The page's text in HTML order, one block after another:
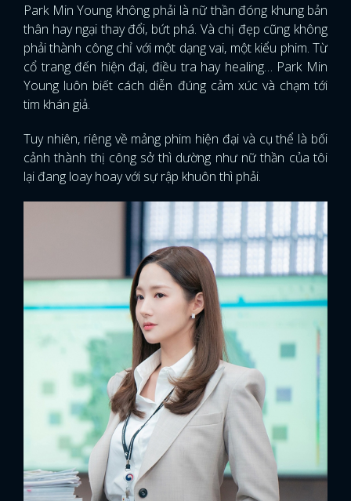
Park Min Young không phải là nữ thần đóng khung bản
thân hay ngại thay đổi, bứt phá. Và chị đẹp cũng không
phải thành công chỉ với một dạng vai, một kiểu phim. Từ
cổ trang đến hiện đại, điều tra hay healing… Park Min
Young luôn biết cách diễn đúng cảm xúc và chạm tới
tim khán giả.
Tuy nhiên, riêng về mảng phim hiện đại và cụ thể là bối
cảnh thành thị công sở thì dường như nữ thần của tôi
lại đang loay hoay với sự rập khuôn thì phải.